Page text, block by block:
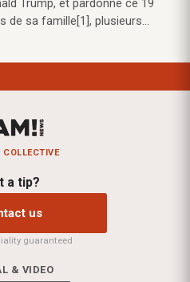
Trump, et pardonne ce 19
de sa famille[1], plusieurs…
a tip?
us
guaranteed
& VIDEO